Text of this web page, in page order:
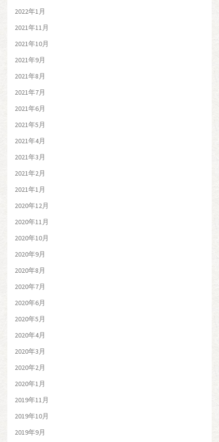
2022年1月
2021年11月
2021年10月
2021年9月
2021年8月
2021年7月
2021年6月
2021年5月
2021年4月
2021年3月
2021年2月
2021年1月
2020年12月
2020年11月
2020年10月
2020年9月
2020年8月
2020年7月
2020年6月
2020年5月
2020年4月
2020年3月
2020年2月
2020年1月
2019年11月
2019年10月
2019年9月